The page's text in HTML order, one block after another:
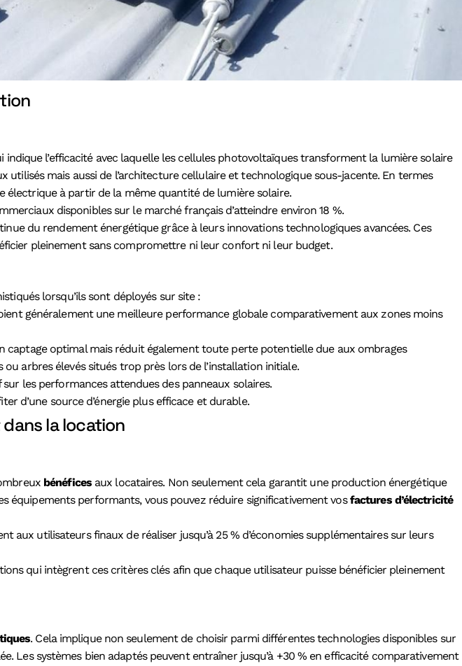
l’efficacité avec laquelle les cellules photovoltaïques transforment la lumière solaire
mais aussi de l’architecture cellulaire et technologique sous-jacente. En termes
électrique à partir de la même quantité de lumière solaire.
disponibles sur le marché français d’atteindre environ 18 %.
du rendement énergétique grâce à leurs innovations technologiques avancées. Ces
pleinement sans compromettre ni leur confort ni leur budget.
lorsqu’ils sont déployés sur site :
généralement une meilleure performance globale comparativement aux zones moins
optimal mais réduit également toute perte potentielle due aux ombrages
arbres élevés situés trop près lors de l’installation initiale.
les performances attendues des panneaux solaires.
d’une source d’énergie plus efficace et durable.
la location
bénéficesaux locataires. Non seulement cela garantit une production énergétique
équipements performants, vous pouvez réduire significativement vosfactures d’électricité
aux utilisateurs finaux de réaliser jusqu’à 25 % d’économies supplémentaires sur leurs
qui intègrent ces critères clés afin que chaque utilisateur puisse bénéficier pleinement
. Cela implique non seulement de choisir parmi différentes technologies disponibles sur
Les systèmes bien adaptés peuvent entraîner jusqu’à +30 % en efficacité comparativement